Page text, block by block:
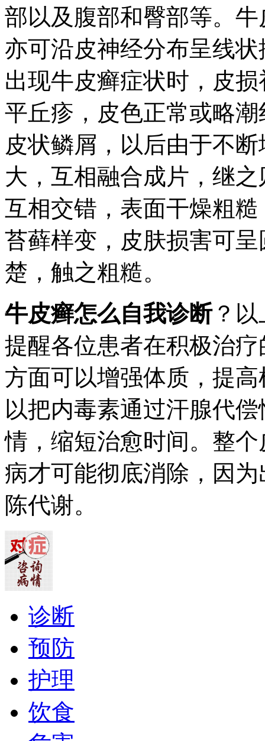
部以及腹部和臀部等。
亦可沿皮神经分布呈线
出现牛皮癣症状时，皮
平丘疹，皮色正常或略
皮状鳞屑，以后由于不
大，互相融合成片，继
互相交错，表面干燥粗
苔藓样变，皮肤损害可
楚，触之粗糙。
牛皮癣怎么自我诊断？以
提醒各位患者在积极治
方面可以增强体质，提
以把内毒素通过汗腺代
情，缩短治愈时间。整
病才可能彻底消除，因
陈代谢。
诊断
预防
护理
饮食